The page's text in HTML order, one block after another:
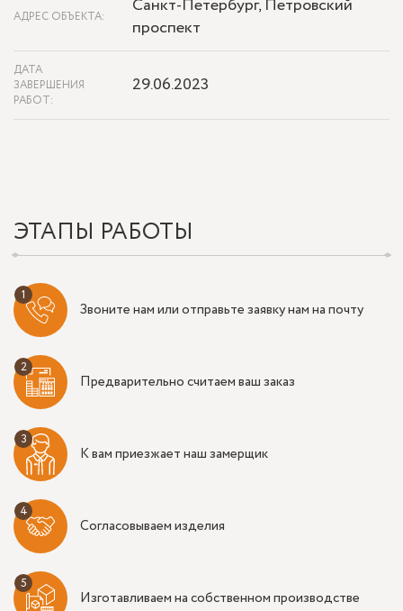
АДРЕС ОБЪЕКТА:
Санкт-Петербург, Петровский
проспект
ДАТА
ЗАВЕРШЕНИЯ
РАБОТ:
29.06.2023
ЭТАПЫ РАБОТЫ
Звоните нам или отправьте заявку нам на почту
Предварительно считаем ваш заказ
К вам приезжает наш замерщик
Согласовываем изделия
Изготавливаем на собственном производстве